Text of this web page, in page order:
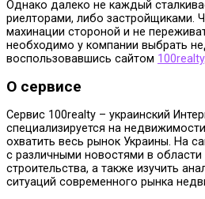
Однако далеко не каждый
риелторами, либо застройщиками.
махинации стороной и не
необходимо у компании выбрать
воспользовавшись сайтом 100realty.
О сервисе
Сервис 100realty – украинский
специализируется на
охватить весь рынок Украины. На
с различными новостями в
строительства, а также изучить
ситуаций современного рынка